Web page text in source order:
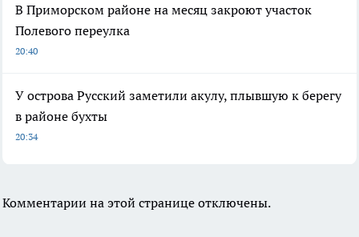
В Приморском районе на месяц закроют участок
Полевого переулка
20:40
У острова Русский заметили акулу, плывшую к берегу
в районе бухты
20:34
Комментарии на этой странице отключены.